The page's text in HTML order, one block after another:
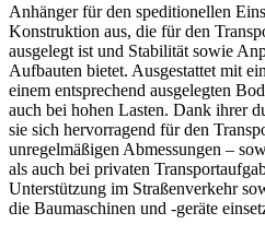
Anhänger für den speditionellen
Konstruktion aus, die für den
ausgelegt ist und Stabilität sowie
Aufbauten bietet. Ausgestattet mit
einem entsprechend ausgelegten
auch bei hohen Lasten. Dank ihrer
sie sich hervorragend für den
unregelmäßigen Abmessungen –
als auch bei privaten
Unterstützung im Straßenverkehr
die Baumaschinen und -geräte